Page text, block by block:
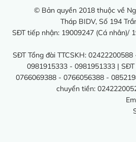
© Bản quyền 2018 thuộc về
Tháp BIDV, Số 194
SĐT tiếp nhận: 19009247 (Cá nhân)/
SĐT Tổng đài TTCSKH:
0981915333 - 0981951333 |
0766069388 - 0766056388 -
chuyển tiền: